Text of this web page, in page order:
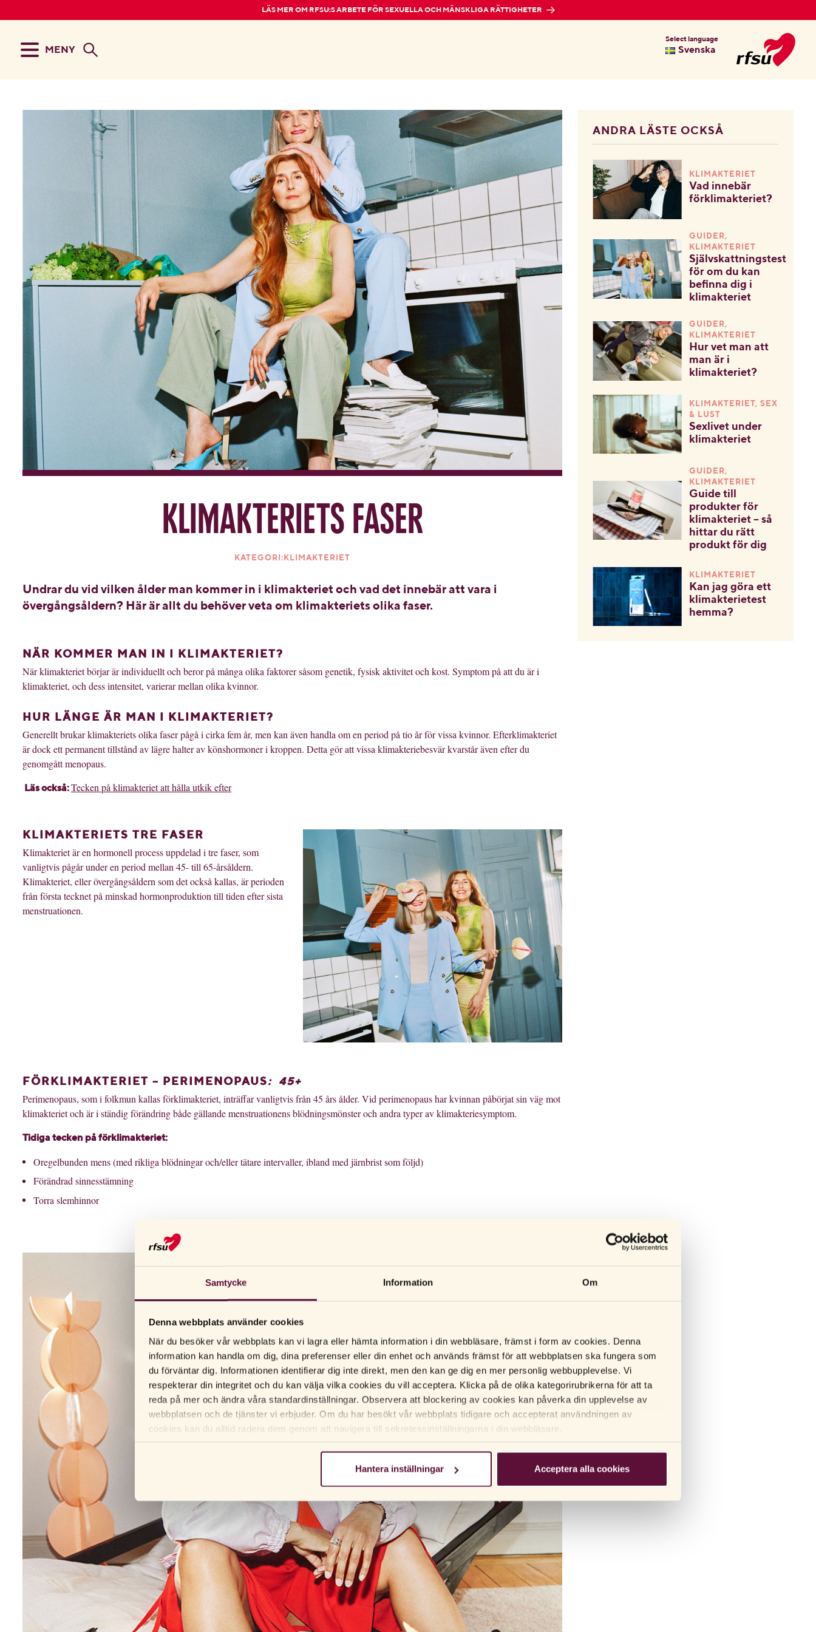
Samtycke Information Om
Denna webbplats använder cookies
När du besöker vår webbplats kan vi lagra eller hämta information i din webbläsare, främst i form av cookies. Denna
information kan handla om dig, dina preferenser eller din enhet och används främst för att webbplatsen ska fungera som
du förväntar dig. Informationen identifierar dig inte direkt, men den kan ge dig en mer personlig webbupplevelse. Vi
respekterar din integritet och du kan välja vilka cookies du vill acceptera. Klicka på de olika kategorirubrikerna för att ta
reda på mer och ändra våra standardinställningar. Observera att blockering av cookies kan påverka din upplevelse av
webbplatsen och de tjänster vi erbjuder. Om du har besökt vår webbplats tidigare och accepterat användningen av
cookies kan du alltid radera dem genom att navigera till sekretessinställningarna i din webbläsare.
Hantera inställningar Acceptera alla cookies
LÄS MER OM RFSU:S ARBETE FÖR SEXUELLA OCH MÄNSKLIGA RÄTTIGHETER
MENY
Select language
Svenska
Klimakteriets faser
KATEGORI:KLIMAKTERIET
Undrar du vid vilken ålder man kommer in i klimakteriet och vad det innebär att vara i
övergångsåldern? Här är allt du behöver veta om klimakteriets olika faser.
NÄR KOMMER MAN IN I KLIMAKTERIET?
När klimakteriet börjar är individuellt och beror på många olika faktorer såsom genetik, fysisk aktivitet och kost. Symptom på att du är i
klimakteriet, och dess intensitet, varierar mellan olika kvinnor.
HUR LÄNGE ÄR MAN I KLIMAKTERIET?
Generellt brukar klimakteriets olika faser pågå i cirka fem år, men kan även handla om en period på tio år för vissa kvinnor. Efterklimakteriet
är dock ett permanent tillstånd av lägre halter av könshormoner i kroppen. Detta gör att vissa klimakteriebesvär kvarstår även efter du
genomgått menopaus.
Läs också:Tecken på klimakteriet att hålla utkik efter
KLIMAKTERIETS TRE FASER
Klimakteriet är en hormonell process uppdelad i tre faser, som
vanligtvis pågår under en period mellan 45- till 65-årsåldern.
Klimakteriet, eller övergångsåldern som det också kallas, är perioden
från första tecknet på minskad hormonproduktion till tiden efter sista
menstruationen.
FÖRKLIMAKTERIET – PERIMENOPAUS: 45+
Perimenopaus, som i folkmun kallas förklimakteriet, inträffar vanligtvis från 45 års ålder. Vid perimenopaus har kvinnan påbörjat sin väg mot
klimakteriet och är i ständig förändring både gällande menstruationens blödningsmönster och andra typer av klimakteriesymptom.
Tidiga tecken på förklimakteriet:
Oregelbunden mens (med rikliga blödningar och/eller tätare intervaller, ibland med järnbrist som följd)
Förändrad sinnesstämning
Torra slemhinnor
ANDRA LÄSTE OCKSÅ
KLIMAKTERIET
Vad innebär
förklimakteriet?
GUIDER,
KLIMAKTERIET
Självskattningstest
för om du kan
befinna dig i
klimakteriet
GUIDER,
KLIMAKTERIET
Hur vet man att
man är i
klimakteriet?
KLIMAKTERIET, SEX
& LUST
Sexlivet under
klimakteriet
GUIDER,
KLIMAKTERIET
Guide till
produkter för
klimakteriet – så
hittar du rätt
produkt för dig
KLIMAKTERIET
Kan jag göra ett
klimakterietest
hemma?